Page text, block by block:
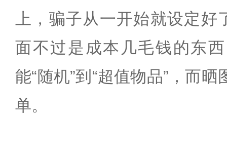
上，骗子从一开始就设定好
面不过是成本几毛钱的东
能“随机”到“超值物品”，而
单。